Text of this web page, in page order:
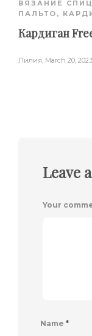
ВЯЗАНИЕ
ПАЛЬТО,
Кардиган
Лилия March 20, 2023
Leave
Your
Name *